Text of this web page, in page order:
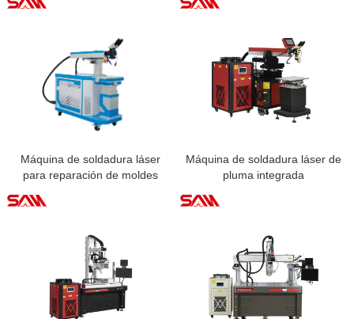
Máquina de soldadura láser
para reparación de moldes
Máquina de soldadura láser de
pluma integrada